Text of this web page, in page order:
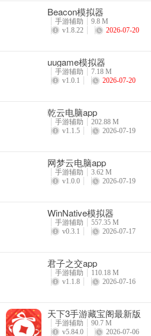
8、兼容性高，游戏操作流畅，不用担
9、三张牌技巧二、关于三张牌来了大
照样明着看的，尽量别先加钱，必然
么时分不应涨。
Beacon模拟器
手游辅助
9.8 M
v1.8.22
2026-07-20
uugame模拟器
手游辅助
7.18 M
v1.0.1
2026-07-20
乾云电脑app
手游辅助
202.88 M
v1.1.5
2026-07-19
网梦云电脑app
手游辅助
3.62 M
v1.0.0
2026-07-19
WinNative模拟器
手游辅助
557.35 M
v0.3.1
2026-07-17
君子之交app
手游辅助
110.18 M
v1.1.8
2026-07-16
天下3手游藏宝阁最新版
手游辅助
90.7 M
v5.84.0
2026-07-06